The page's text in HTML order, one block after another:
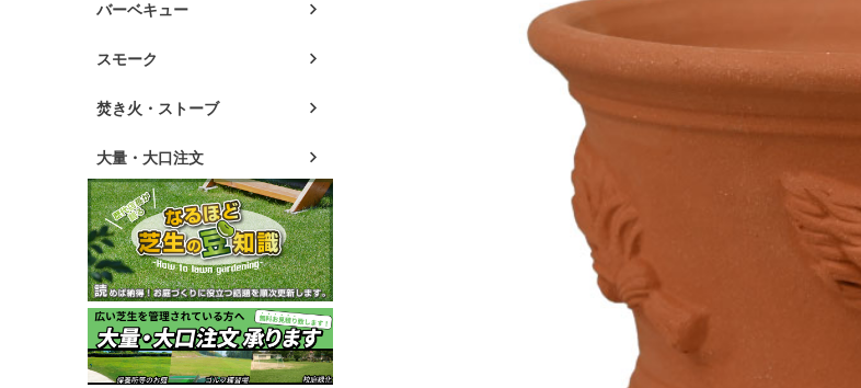
バーベキュー
スモーク
焚き火・ストーブ
大量・大口注文